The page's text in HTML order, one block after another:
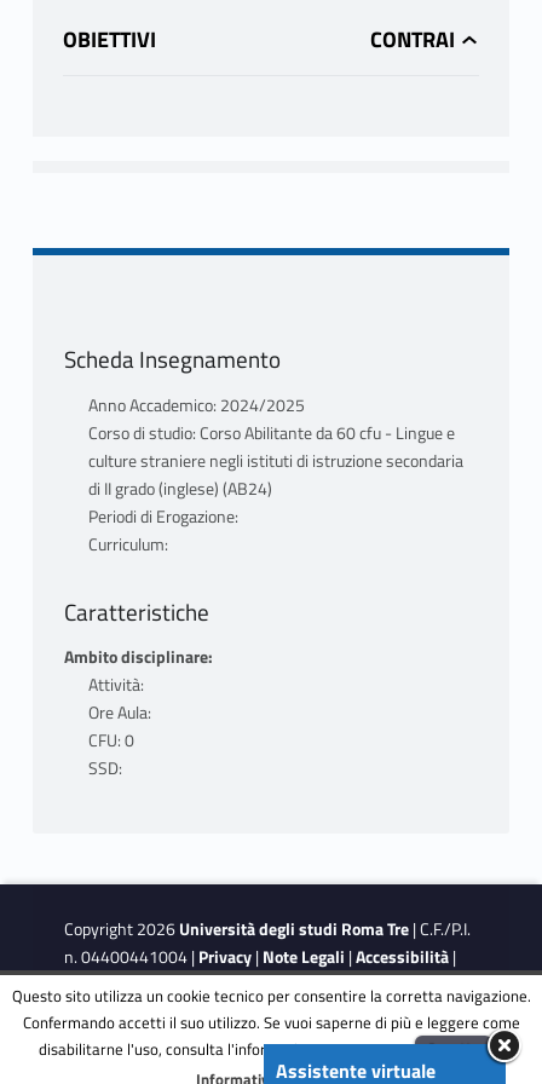
OBIETTIVI
Scheda Insegnamento
Anno Accademico: 2024/2025
Corso di studio: Corso Abilitante da 60 cfu - Lingue e
culture straniere negli istituti di istruzione secondaria
di II grado (inglese) (AB24)
Periodi di Erogazione:
Curriculum:
Caratteristiche
Ambito disciplinare:
Attività:
Ore Aula:
CFU: 0
SSD:
Copyright 2026Università degli studi Roma Tre| C.F./P.I.
n. 04400441004 |Privacy|Note Legali |Accessibilità|
Obiettivi di accessibilità
| Dichiarazione di accessibilità
Assistente virtuale
This site is protected by reCAPTCHA and the GooglePrivacy
Questo sito utilizza un cookie tecnico per consentire la corretta navigazione.
Confermando accetti il suo utilizzo. Se vuoi saperne di più e leggere come
disabilitarne l'uso, consulta l'informativa estesa.ENG
Accetta
Informativa completa